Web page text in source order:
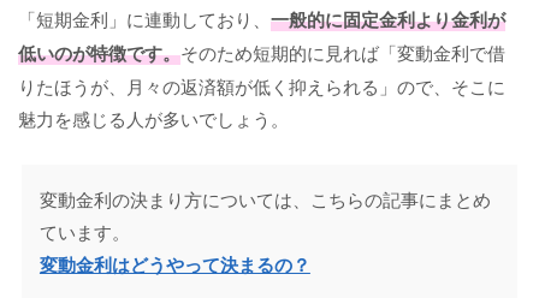
「短期金利」に連動しており、 一般的に固定金利より金利が
低いのが特徴です。そのため短期的に見れば「変動金利で借
りたほうが、月々の返済額が低く抑えられる」ので、そこに
魅力を感じる人が多いでしょう。
変動金利の決まり方については、こちらの記事にまとめ
ています。
変動金利はどうやって決まるの？